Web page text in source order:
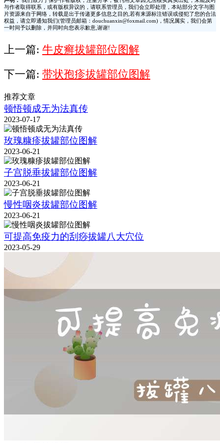
与作者取得联系，或有版权异议的，请联系管理员，我们会立即处理，本站部分文字与图
片资源来自于网络，转载是出于传递更多信息之目的,若有来源标注错误或侵犯了您的合法
权益，请立即通知我们(管理员邮箱：douchuanxin@foxmail.com)，情况属实，我们会第
一时间予以删除，并同时向您表示歉意,谢谢!
上一篇: 牛皮癣拔罐部位图解
下一篇: 带状孢疹拔罐部位图解
推荐文章
顿悟顿成无为法真传
2023-07-17
玫瑰糠疹拔罐部位图解
2023-06-21
子宫脱垂拔罐部位图解
2023-06-21
慢性咽炎拔罐部位图解
2023-06-21
可提高免疫力的刮痧拔罐八大穴位
2023-05-29